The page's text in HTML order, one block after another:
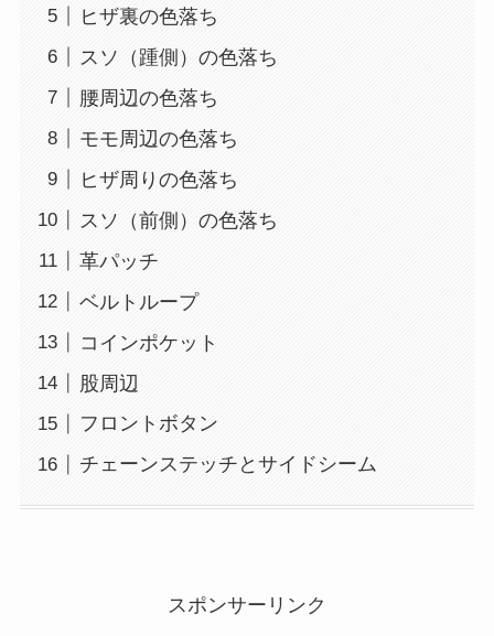
ヒザ裏の色落ち
スソ（踵側）の色落ち
腰周辺の色落ち
モモ周辺の色落ち
ヒザ周りの色落ち
スソ（前側）の色落ち
革パッチ
ベルトループ
コインポケット
股周辺
フロントボタン
チェーンステッチとサイドシーム
スポンサーリンク